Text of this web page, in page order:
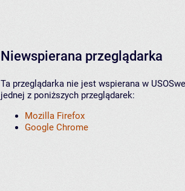
Niewspierana przeglądarka
Ta przeglądarka nie jest wspierana w
jednej z poniższych przeglądarek:
Mozilla Firefox
Google Chrome